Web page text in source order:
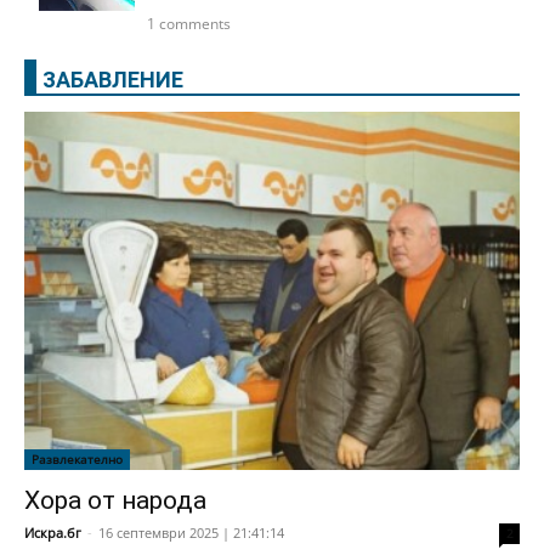
1 comments
ЗАБАВЛЕНИЕ
Развлекателно
Хора от народа
Искра.бг - 16 септември 2025 | 21:41:14